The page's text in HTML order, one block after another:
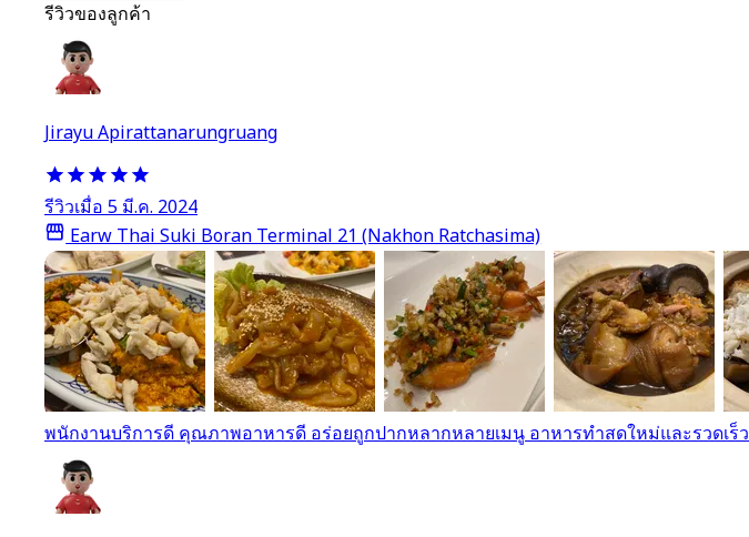
รีวิวของลูกค้า
Jirayu Apirattanarungruang
รีวิวเมื่อ 5 มี.ค. 2024
Earw Thai Suki Boran Terminal 21 (Nakhon Ratchasima)
พนักงานบริการดี คุณภาพอาหารดี อร่อยถูกปากหลากหลายเมนู อาหารทำสดใหม่และรวดเร็ว